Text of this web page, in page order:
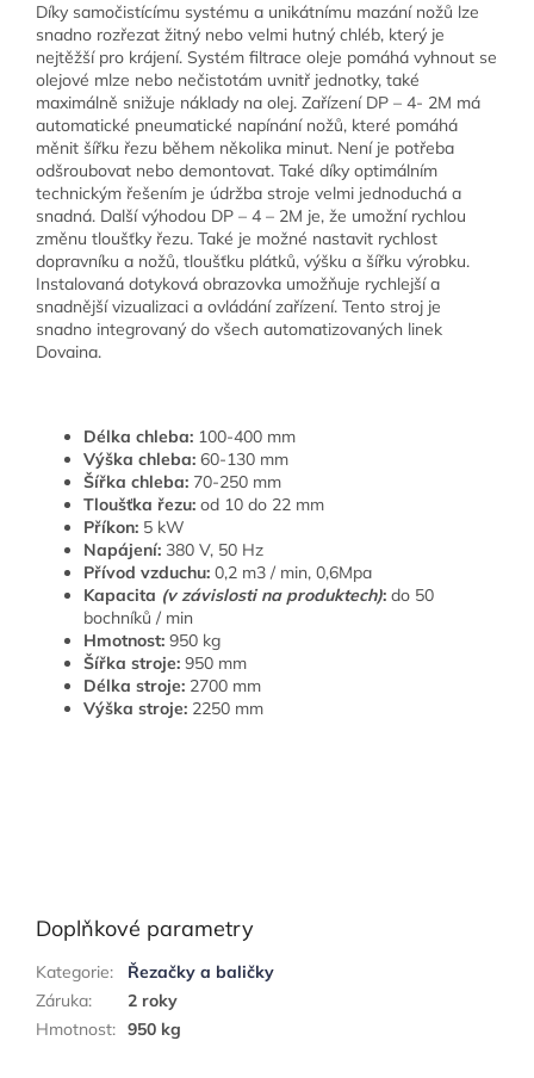
Díky samočistícímu systému a unikátnímu mazání nožů lze
snadno rozřezat žitný nebo velmi hutný chléb, který je
nejtěžší pro krájení. Systém filtrace oleje pomáhá vyhnout se
olejové mlze nebo nečistotám uvnitř jednotky, také
maximálně snižuje náklady na olej. Zařízení DP – 4- 2M má
automatické pneumatické napínání nožů, které pomáhá
měnit šířku řezu během několika minut. Není je potřeba
odšroubovat nebo demontovat. Také díky optimálním
technickým řešením je údržba stroje velmi jednoduchá a
snadná. Další výhodou DP – 4 – 2M je, že umožní rychlou
změnu tloušťky řezu. Také je možné nastavit rychlost
dopravníku a nožů, tloušťku plátků, výšku a šířku výrobku.
Instalovaná dotyková obrazovka umožňuje rychlejší a
snadnější vizualizaci a ovládání zařízení. Tento stroj je
snadno integrovaný do všech automatizovaných linek
Dovaina.
Délka chleba: 100-400 mm
Výška chleba: 60-130 mm
Šířka chleba: 70-250 mm
Tloušťka řezu: od 10 do 22 mm
Příkon: 5 kW
Napájení: 380 V, 50 Hz
Přívod vzduchu: 0,2 m3 / min, 0,6Mpa
Kapacita (v závislosti na produktech): do 50
bochníků / min
Hmotnost: 950 kg
Šířka stroje: 950 mm
Délka stroje: 2700 mm
Výška stroje: 2250 mm
Doplňkové parametry
Kategorie:
Řezačky a baličky
Záruka:
2 roky
Hmotnost: 950 kg